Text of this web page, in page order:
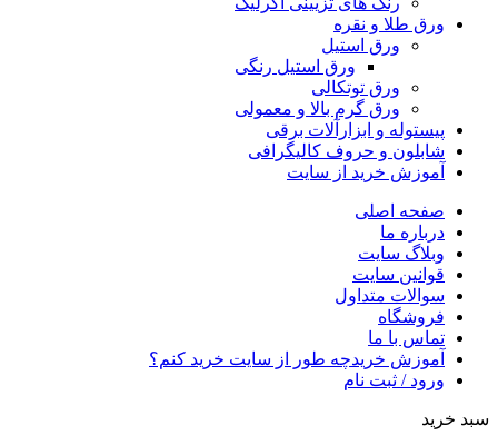
ورق طلا و نقره
ورق استیل
ورق استیل رنگی
ورق توتکالی
ورق گرم بالا و معمولی
پیستوله و ابزارآلات برقی
شابلون و حروف کالیگرافی
آموزش خرید از سایت
صفحه اصلی
درباره ما
وبلاگ سایت
قوانین سایت
سوالات متداول
فروشگاه
تماس با ما
آموزش خریدچه طور از سایت خرید کنم؟
ورود / ثبت نام
سبد خرید